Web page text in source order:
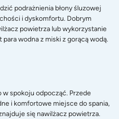
podrażnienia błony śluzowej
i dyskomfortu. Dobrym
powietrza lub wykorzystanie
wodna z miski z gorącą wodą.
w spokoju odpocząć. Przede
i komfortowe miejsce do spania,
się nawilżacz powietrza.